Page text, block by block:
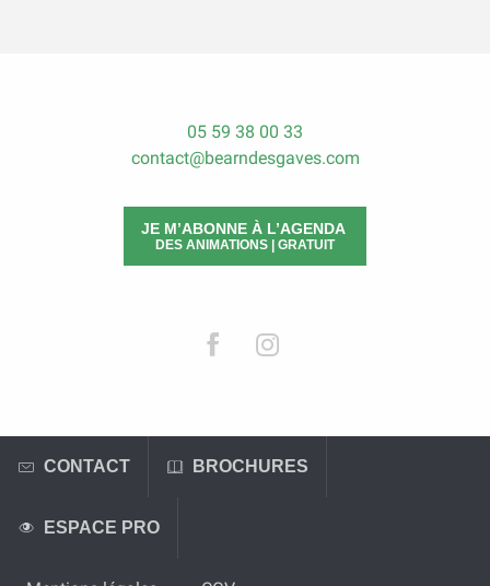
05 59 38 00 33
contact@bearndesgaves.com
JE M’ABONNE À L’AGENDA
DES ANIMATIONS | GRATUIT
CONTACT BROCHURES
ESPACE PRO